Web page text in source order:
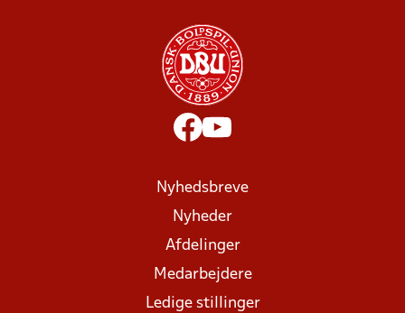
Nyhedsbreve
Nyheder
Afdelinger
Medarbejdere
Ledige stillinger